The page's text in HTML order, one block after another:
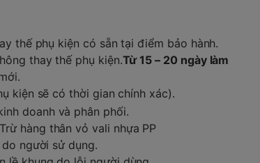
thế phụ kiện có sẵn tại điểm bảo hành.
thay thế phụ kiện.Từ 15 – 20 ngày làm
kiện sẽ có thời gian chính xác).
doanh và phân phối.
Trừ hàng thân vỏ vali nhựa PP
người sử dụng.